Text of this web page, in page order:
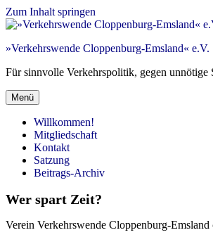
Zum Inhalt springen
»Verkehrswende Cloppenburg-Emsland« e.V.
Für sinnvolle Verkehrspolitik, gegen unnötige
Menü
Willkommen!
Mitgliedschaft
Kontakt
Satzung
Beitrags-Archiv
Wer spart Zeit?
Verein Verkehrswende Cloppenburg-Emsland